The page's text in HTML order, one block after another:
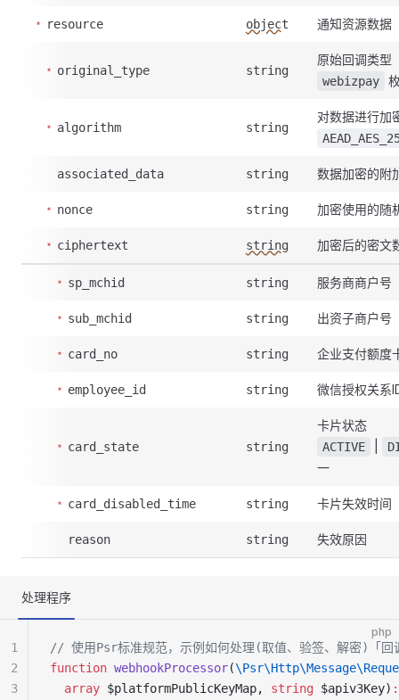
resource object 通知资源数据
original_type string
原始回调类型
webizpay
algorithm string
对数据进行加
associated_data string 数据加密的附
nonce string 加密使用的随
ciphertext string 加密后的密文
sp_mchid string 服务商商户号
sub_mchid string 出资子商户号
card_no string 企业支付额度
employee_id string 微信授权关系
card_state string
卡片状态
ACTIVE
一
card_disabled_time string 卡片失效时间
reason string 失效原因
处理程序
php
// 使用Psr标准规范，示例如何处理(取值、验签、解密)「回
function webhookProcessor(
  array
$platformPublicKeyMap, string $apiv3Key) :
1
2
3